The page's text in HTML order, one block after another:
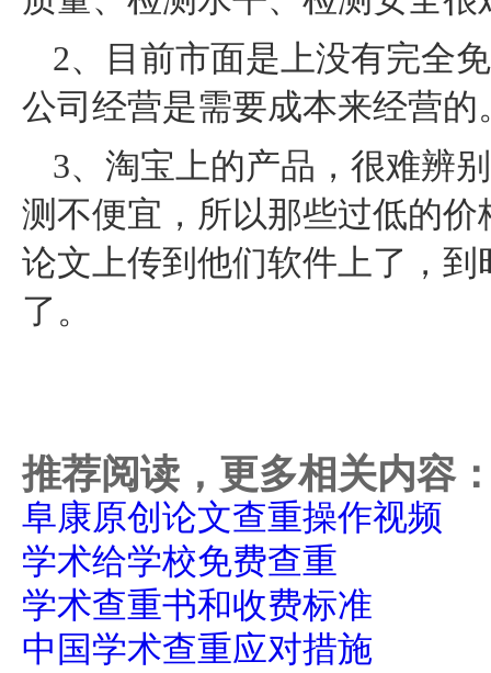
2、目前市面是上没有完全
公司经营是需要成本来经营的
3、淘宝上的产品，很难辨
测不便宜，所以那些过低的
论文上传到他们软件上了，
了。
推荐阅读，更多相关内容
阜康原创论文查重操作视频
学术给学校免费查重
学术查重书和收费标准
中国学术查重应对措施